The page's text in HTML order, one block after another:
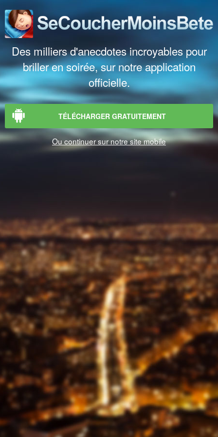
Des milliers d'anecdotes incroyables pour
briller en soirée, sur notre application
officielle.
TÉLÉCHARGER GRATUITEMENT
Ou continuer sur notre site mobile